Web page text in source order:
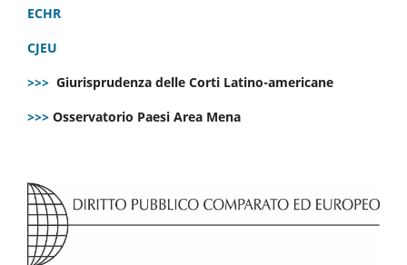
ECHR
CJEU
>>> Giurisprudenza delle Corti Latino-americane
>>> Osservatorio Paesi Area Mena